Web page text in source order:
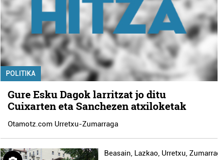
POLITIKA
Gure Esku Dagok larritzat jo ditu
Cuixarten eta Sanchezen atxiloketak
Otamotz.com Urretxu-Zumarraga
Beasain, Lazkao, Urretxu,